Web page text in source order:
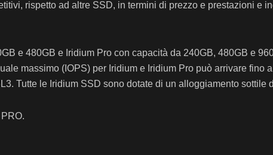
rispetto ad altre SSD, in termini di prezzo e prestazioni e
e 480GB e Iridium Pro con capacità da 240GB, 480GB e
massimo (IOPS) per Iridium e Iridium Pro può arrivare
Tutte le Iridium SSD sono dotate di un alloggiamento sottile